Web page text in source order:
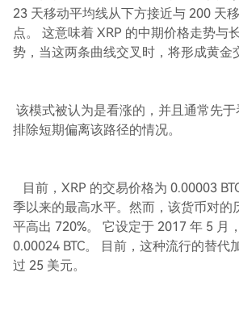
23 天移动平均线从下方接近与 200 天
点。 这意味着 XRP 的中期价格走势与
势，当这两条曲线交叉时，将形成黄金
该模式被认为是看涨的，并且通常先
排除短期偏离该路径的情况。
目前，XRP 的交易价格为 0.00003
季以来的最高水平。然而，该货币对的
平高出 720%。 它设定于 2017 年 5 月
0.00024 BTC。 目前，这种流行的替代
过 25 美元。